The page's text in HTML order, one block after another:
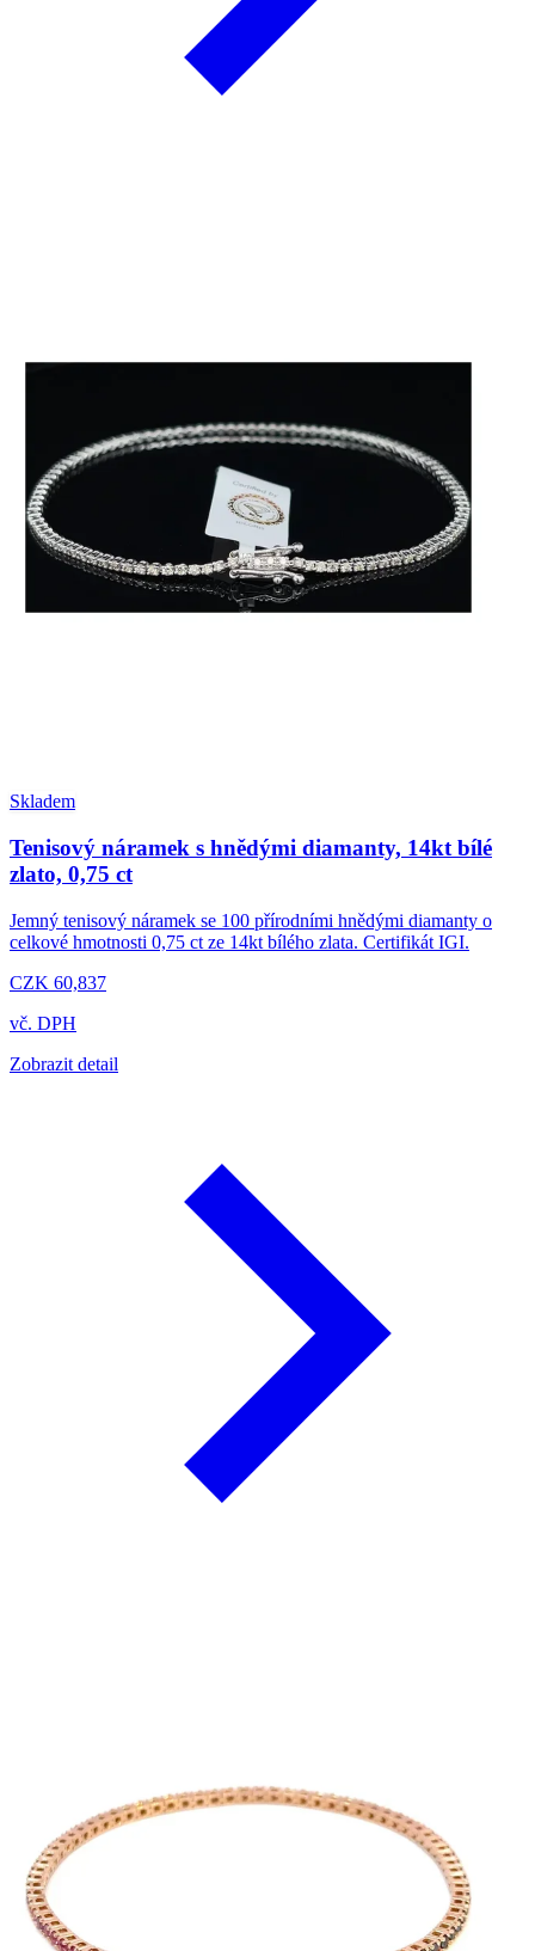
Skladem
Tenisový náramek s hnědými diamanty, 14kt bílé
zlato, 0,75 ct
Jemný tenisový náramek se 100 přírodními hnědými diamanty o
celkové hmotnosti 0,75 ct ze 14kt bílého zlata. Certifikát IGI.
CZK 60,837
vč. DPH
Zobrazit detail